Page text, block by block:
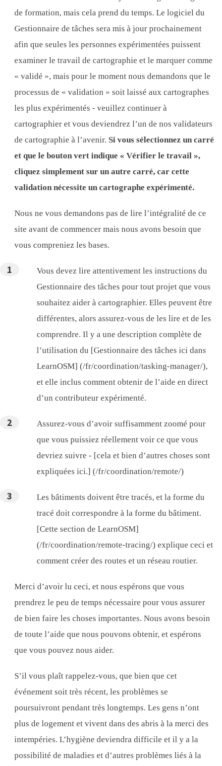
de formation, mais cela prend du temps. Le logiciel du
Gestionnaire de tâches sera mis à jour prochainement
afin que seules les personnes expérimentées puissent
examiner le travail de cartographie et le marquer comme
« validé », mais pour le moment nous demandons que le
processus de « validation » soit laissé aux cartographes
les plus expérimentés - veuillez continuer à
cartographier et vous deviendrez l’un de nos validateurs
de cartographie à l’avenir. Si vous sélectionnez un carré
et que le bouton vert indique « Vérifier le travail »,
cliquez simplement sur un autre carré, car cette
validation nécessite un cartographe expérimenté.
Nous ne vous demandons pas de lire l’intégralité de ce
site avant de commencer mais nous avons besoin que
vous compreniez les bases.
Vous devez lire attentivement les instructions du
Gestionnaire des tâches pour tout projet que vous
souhaitez aider à cartographier. Elles peuvent être
différentes, alors assurez-vous de les lire et de les
comprendre. Il y a une description complète de
l’utilisation du [Gestionnaire des tâches ici dans
LearnOSM] (/fr/coordination/tasking-manager/),
et elle inclus comment obtenir de l’aide en direct
d’un contributeur expérimenté.
Assurez-vous d’avoir suffisamment zoomé pour
que vous puissiez réellement voir ce que vous
devriez suivre - [cela et bien d’autres choses sont
expliquées ici.] (/fr/coordination/remote/)
Les bâtiments doivent être tracés, et la forme du
tracé doit correspondre à la forme du bâtiment.
[Cette section de LearnOSM]
(/fr/coordination/remote-tracing/) explique ceci et
comment créer des routes et un réseau routier.
Merci d’avoir lu ceci, et nous espérons que vous
prendrez le peu de temps nécessaire pour vous assurer
de bien faire les choses importantes. Nous avons besoin
de toute l’aide que nous pouvons obtenir, et espérons
que vous pouvez nous aider.
S’il vous plaît rappelez-vous, que bien que cet
événement soit très récent, les problèmes se
poursuivront pendant très longtemps. Les gens n’ont
plus de logement et vivent dans des abris à la merci des
intempéries. L’hygiène deviendra difficile et il y a la
possibilité de maladies et d’autres problèmes liés à la